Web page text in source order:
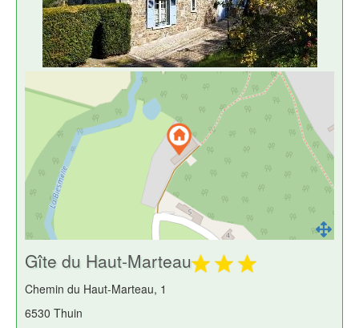
Gîte du Haut-Marteau
Chemin du Haut-Marteau, 1
6530 Thuin